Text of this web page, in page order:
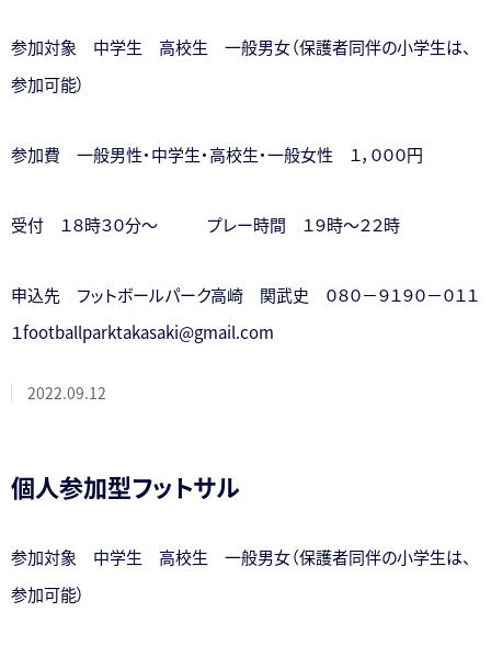
参加対象 中学生 高校生 一般男女（保護者同伴の小学生は、
参加可能）
参加費 一般男性・中学生・高校生・一般女性 １，０００円
受付 １８時３０分～ プレー時間 １９時～２２時
申込先 フットボールパーク高崎 関武史 ０８０－９１９０－０１１
１footballparktakasaki@gmail.com
2022.09.12
個人参加型フットサル
参加対象 中学生 高校生 一般男女（保護者同伴の小学生は、
参加可能）